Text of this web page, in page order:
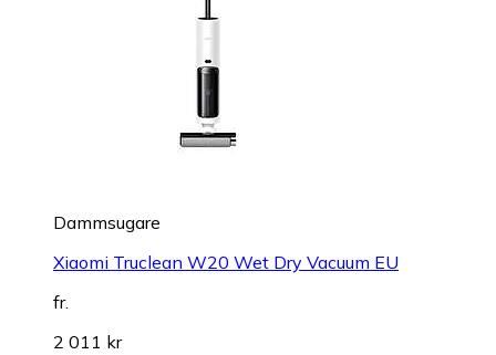
Dammsugare
Xiaomi Truclean W20 Wet Dry Vacuum EU
fr.
2 011 kr